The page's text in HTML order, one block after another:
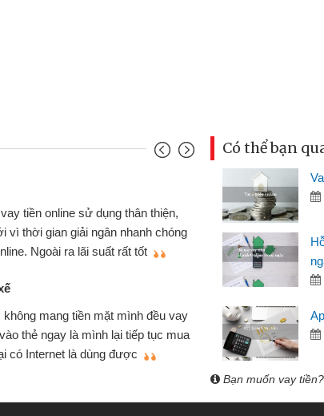
Mình cần tiền gấp nên định cầm cố chiếc xe wave
nhưng thật may đã có gói vay tiền bằng CMND online
không cần gặp mặt nên rất tiện lợi, sẽ giới thiệu cho bạn
bè biết
Tôi kinh doanh buôn bán nhỏ lẻ nhiều lúc cần vốn nhập
hàng, nhờ biết đến website qua bạn bè giới thiệu tôi đã giải
quyết được công việc của mình nhanh chóng
Có thể bạn
Bạn muốn vay